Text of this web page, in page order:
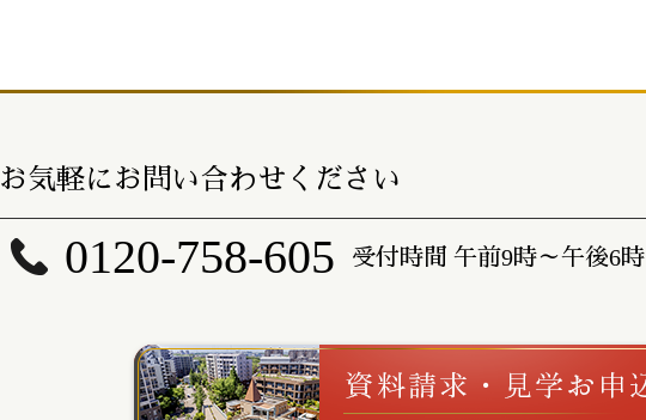
お気軽にお問い合わせください
0120-758-605 受付時間 午前9時～午後6時